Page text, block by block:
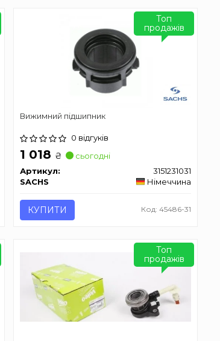
Вижимний підшипник
0 відгуків
1 018 ₴
сьогодні
Артикул:
3151231031
SACHS
Німеччина
КУПИТИ Код: 45486-31
Топ
продажів
Топ
продажів